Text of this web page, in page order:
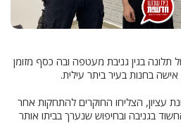
בגין גניבת מעטפה ובה כסף מזומן
עציון, הצליחו החוקרים להתחקות אחר
בגניבה ובחיפוש שנערך בביתו אותר